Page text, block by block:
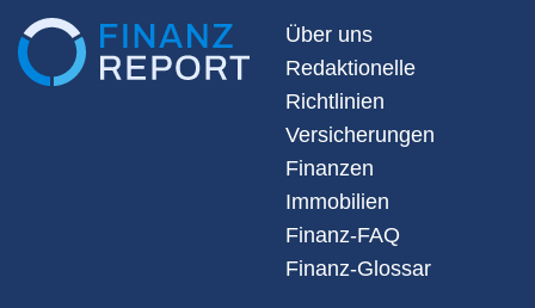
Über uns
Redaktionelle
Richtlinien
Versicherungen
Finanzen
Immobilien
Finanz-FAQ
Finanz-Glossar